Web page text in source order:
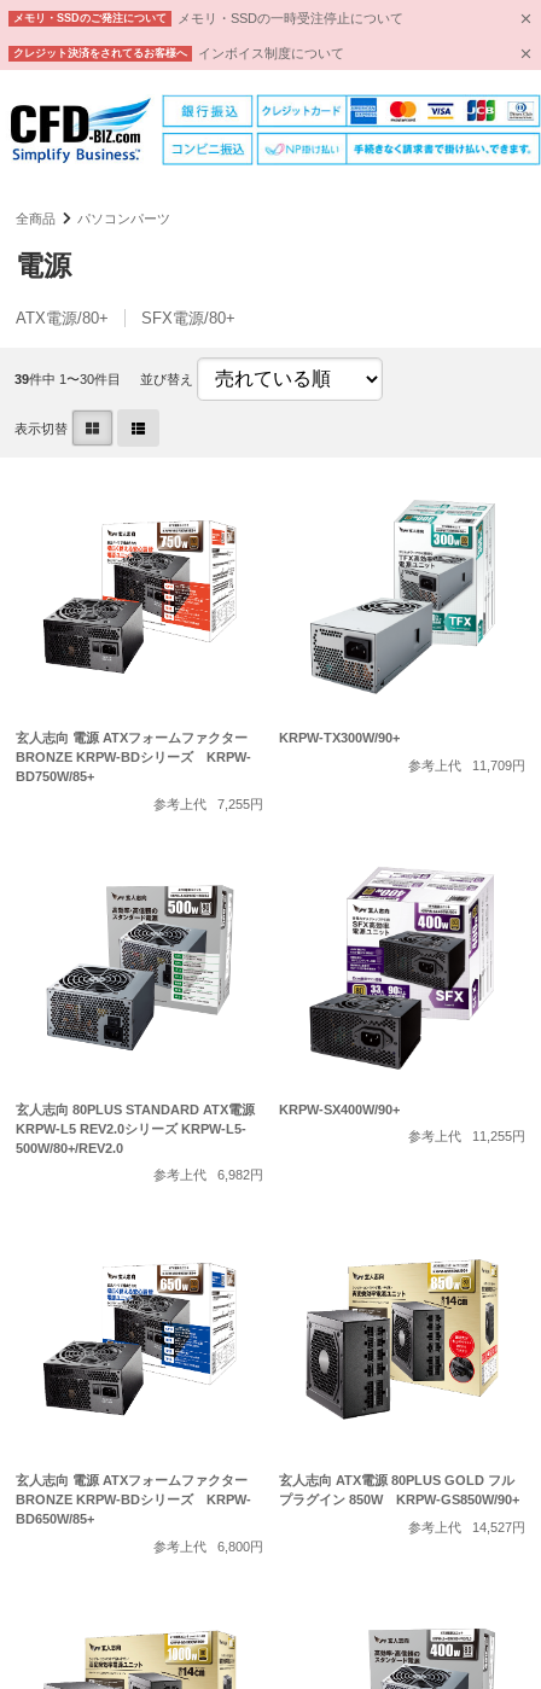
メモリ・SSDのご発注について メモリ・SSDの一時受注停止について
クレジット決済をされてるお客様へ インボイス制度について
全商品 パソコンパーツ
電源
ATX電源/80+ SFX電源/80+
39件中 1〜30件目 並び替え
表示切替
玄人志向 電源 ATXフォームファクター
BRONZE KRPW-BDシリーズ KRPW-
BD750W/85+
参考上代
7,255円
KRPW-TX300W/90+
参考上代
11,709円
玄人志向 80PLUS STANDARD ATX電源
KRPW-L5 REV2.0シリーズ KRPW-L5-
500W/80+/REV2.0
参考上代
6,982円
KRPW-SX400W/90+
参考上代
11,255円
玄人志向 電源 ATXフォームファクター
BRONZE KRPW-BDシリーズ KRPW-
BD650W/85+
参考上代
6,800円
玄人志向 ATX電源 80PLUS GOLD フル
プラグイン 850W KRPW-GS850W/90+
参考上代
14,527円